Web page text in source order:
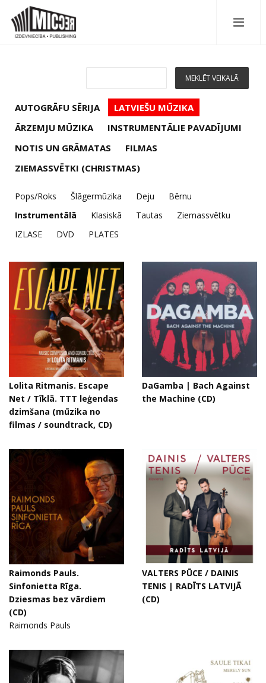
AUTOGRĀFU SĒRIJA
LATVIEŠU MŪZIKA
ĀRZEMJU MŪZIKA
INSTRUMENTĀLIE PAVADĪJUMI
NOTIS UN GRĀMATAS
FILMAS
ZIEMASSVĒTKI (CHRISTMAS)
Pops/Roks Šlāgermūzika Deju
Bērnu
Instrumentālā
Klasiskā Tautas
Ziemassvētku
IZLASE
DVD PLATES
Lolita Ritmanis. Escape
Net / Tīklā. TTT leģendas
dzimšana (mūzika no
filmas / soundtrack, CD)
DaGamba | Bach Against
the Machine (CD)
Raimonds Pauls.
Sinfonietta Rīga.
Dziesmas bez vārdiem
(CD)
Raimonds Pauls
VALTERS PŪCE / DAINIS
TENIS | RADĪTS LATVIJĀ
(CD)